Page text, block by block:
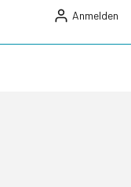
Anmelden